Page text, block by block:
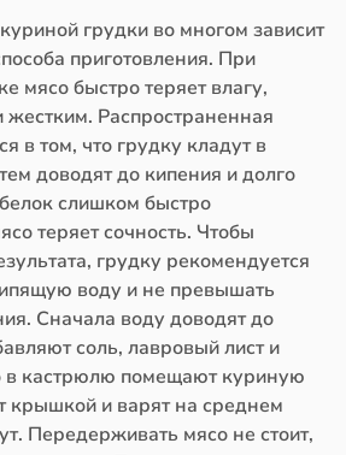
грудки во многом зависит
приготовления. При
мясо быстро теряет влагу,
жестким. Распространенная
в том, что грудку кладут в
доводят до кипения и долго
слишком быстро
теряет сочность. Чтобы
грудку рекомендуется
воду и не превышать
Сначала воду доводят до
соль, лавровый лист и
в кастрюлю помещают куриную
крышкой и варят на среднем
Передерживать мясо не стоит,